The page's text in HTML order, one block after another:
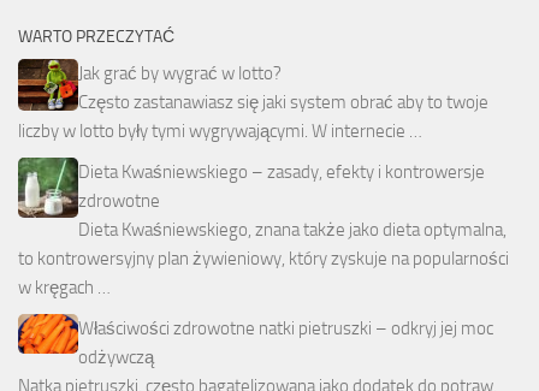
WARTO PRZECZYTAĆ
Jak grać by wygrać w lotto?
Często zastanawiasz się jaki system obrać aby to twoje
liczby w lotto były tymi wygrywającymi. W internecie …
Dieta Kwaśniewskiego – zasady, efekty i kontrowersje
zdrowotne
Dieta Kwaśniewskiego, znana także jako dieta optymalna,
to kontrowersyjny plan żywieniowy, który zyskuje na popularności
w kręgach …
Właściwości zdrowotne natki pietruszki – odkryj jej moc
odżywczą
Natka pietruszki, często bagatelizowana jako dodatek do potraw,